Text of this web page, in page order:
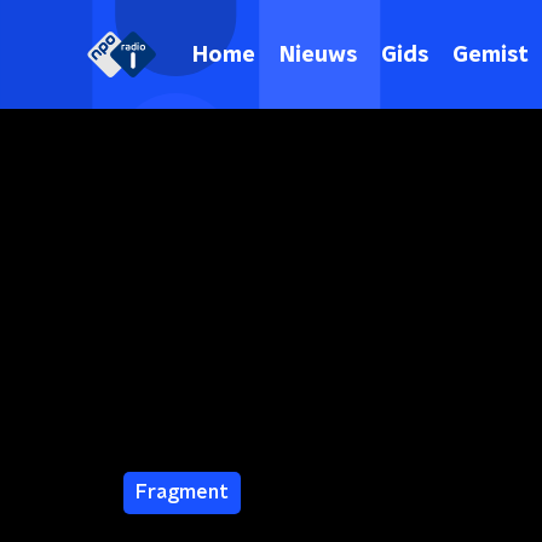
Home Nieuws Gids Gemist
Fragment